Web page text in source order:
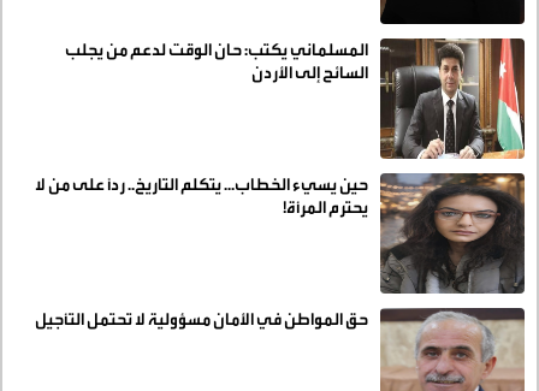
المسلماني يكتب: حان الوقت لدعم من يجلب
السائح إلى الأردن
حين يسيء الخطاب... يتكلم التاريخ.. رداً على من لا
يحترم المرأة!
حق المواطن في الأمان مسؤولية لا تحتمل التأجيل